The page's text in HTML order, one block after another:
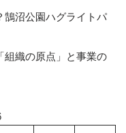
鵠沼公園ハグライトパ
組織の原点」と事業の